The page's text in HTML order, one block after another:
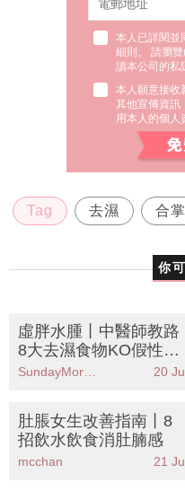
本人已詳閱並
細則。 請瀏覽
讀本公司的私
本人願意接收
其他宣傳資訊
用本人的個人
Tag 去濕 合
你
虛胖水腫丨中醫師教路
8大去濕食物KO假性肥
胖！拆解濕氣重成因＋
SundayMore編輯部 20
肚脹女生改善指南丨8
招飲水飲食消肚腩感
mcchan 21